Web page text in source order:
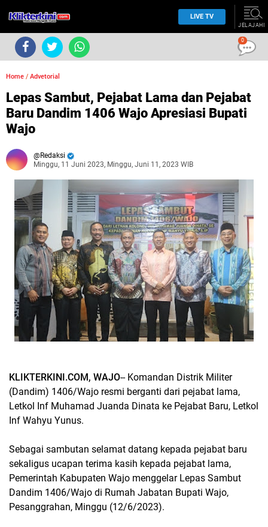
LIVE TV
JELAJAHI
Home / Advetorial
Lepas Sambut, Pejabat Lama dan Pejabat
Baru Dandim 1406 Wajo Apresiasi Bupati
Wajo
Redaksi
Minggu, 11 Juni 2023, Minggu, Juni 11, 2023 WIB
KLIKTERKINI.COM, WAJO-- Komandan Distrik Militer
(Dandim) 1406/Wajo resmi berganti dari pejabat lama,
Letkol Inf Muhamad Juanda Dinata ke Pejabat Baru, Letkol
Inf Wahyu Yunus.
Sebagai sambutan selamat datang kepada pejabat baru
sekaligus ucapan terima kasih kepada pejabat lama,
Pemerintah Kabupaten Wajo menggelar Lepas Sambut
Dandim 1406/Wajo di Rumah Jabatan Bupati Wajo,
Pesanggrahan, Minggu (12/6/2023).
0